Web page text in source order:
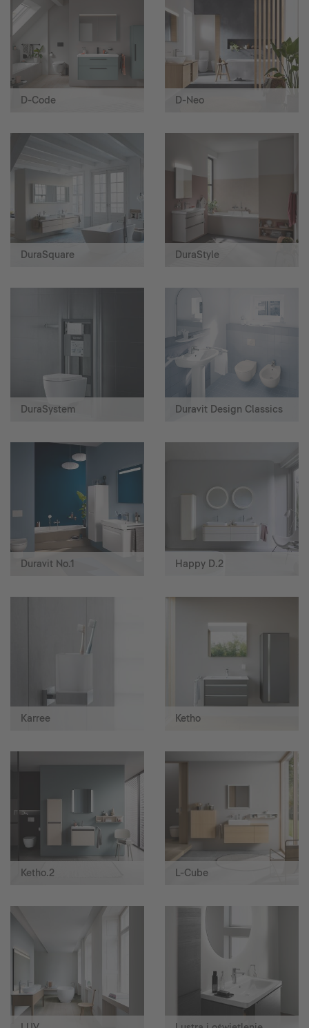
D-Code D-Neo
DuraSquare DuraStyle
DuraSystem Duravit Design Classics
Duravit No.1 Happy D.2
Karree Ketho
Ketho.2 L-Cube